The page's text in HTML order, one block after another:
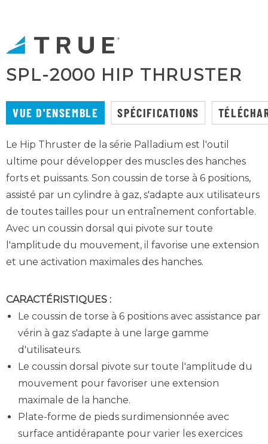
SPL-2000 HIP THRUSTER
VUE D'ENSEMBLE SPÉCIFICATIONS
Le Hip Thruster de la série Palladium est l'outil
ultime pour développer des muscles des hanches
forts et puissants. Son coussin de torse à 6 positions,
assisté par un cylindre à gaz, s'adapte aux utilisateurs
de toutes tailles pour un entraînement confortable.
Avec un coussin dorsal qui pivote sur toute
l'amplitude du mouvement, il favorise une extension
et une activation maximales des hanches.
CARACTÉRISTIQUES :
Le coussin de torse à 6 positions avec assistance par
vérin à gaz s'adapte à une large gamme
d'utilisateurs.
Le coussin dorsal pivote sur toute l'amplitude du
mouvement pour favoriser une extension
maximale de la hanche.
Plate-forme de pieds surdimensionnée avec
surface antidérapante pour varier les exercices